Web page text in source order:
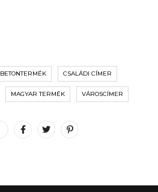
BETONTERMÉK CSALÁDI CÍMER
MAGYAR TERMÉK VÁROSCÍMER